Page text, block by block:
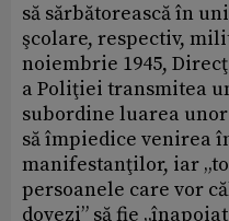
să sărbătorească în
şcolare, respectiv,
noiembrie 1945,
a Poliţiei transmitea
subordine luarea
să împiedice venirea
manifestanţilor, iar
persoanele care vor
dovezi” să fie